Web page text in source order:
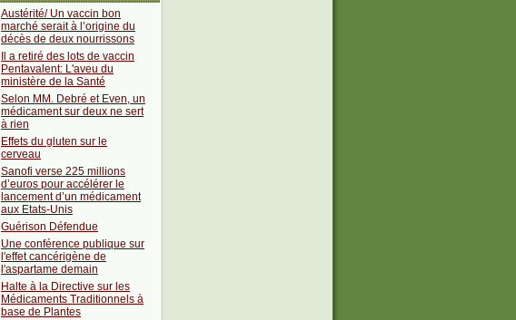
Austérité/ Un vaccin bon
marché serait à l’origine du
décès de deux nourrissons
Il a retiré des lots de vaccin
Pentavalent: L'aveu du
ministère de la Santé
Selon MM. Debré et Even, un
médicament sur deux ne sert
à rien
Effets du gluten sur le
cerveau
Sanofi verse 225 millions
d’euros pour accélérer le
lancement d’un médicament
aux Etats-Unis
Guérison Défendue
Une conférence publique sur
l'effet cancérigène de
l'aspartame demain
Halte à la Directive sur les
Médicaments Traditionnels à
base de Plantes